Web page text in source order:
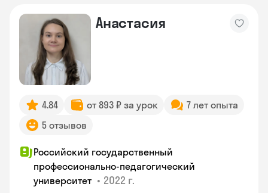
Анастасия
4.84 от 893 ₽ за урок
7 лет опыта
5 отзывов
Российский государственный
профессионально-педагогический
университет • 2022 г.